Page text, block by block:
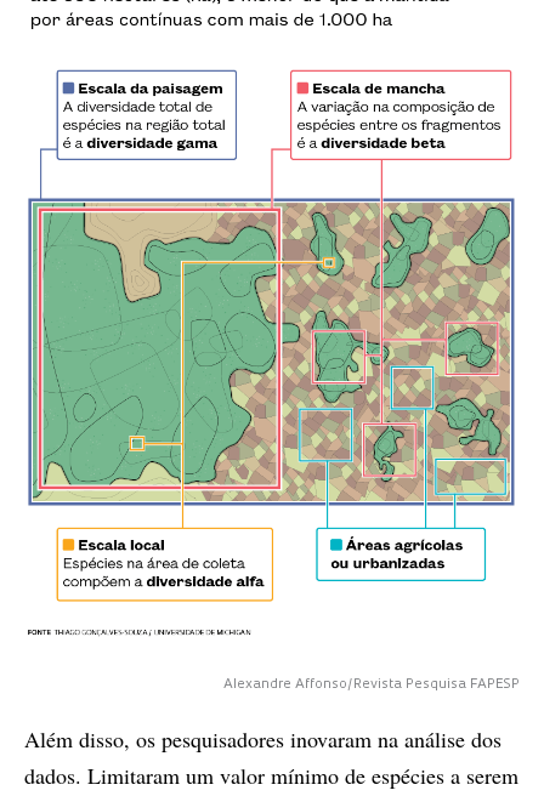
Alexandre Affonso/Revista Pesquisa FAPESP
Além disso, os pesquisadores inovaram na análise dos
dados. Limitaram um valor mínimo de espécies a serem